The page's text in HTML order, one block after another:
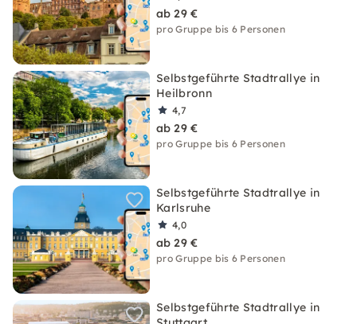
ab 29 €
pro Gruppe bis 6 Personen
Selbstgeführte Stadtrallye in
Heilbronn
4,7
ab 29 €
pro Gruppe bis 6 Personen
Selbstgeführte Stadtrallye in
Karlsruhe
4,0
ab 29 €
pro Gruppe bis 6 Personen
Selbstgeführte Stadtrallye in